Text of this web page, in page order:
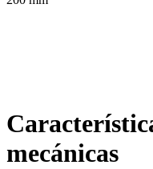
mecánicas